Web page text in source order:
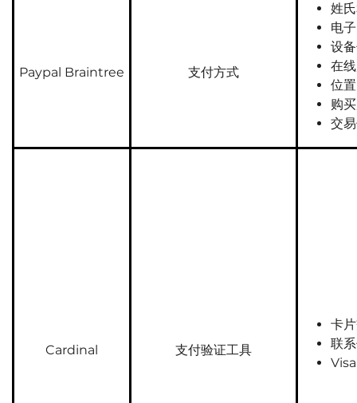
Paypal Braintree 支付方式
姓
电
设
在
位置
购
交
Cardinal 支付验证工具
卡
联